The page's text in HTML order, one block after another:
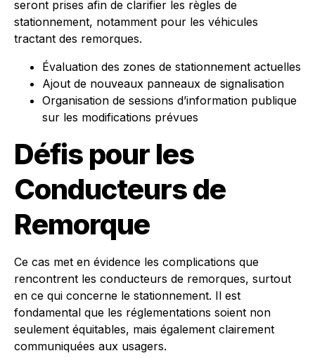
seront prises afin de clarifier les règles de
stationnement, notamment pour les véhicules
tractant des remorques.
Évaluation des zones de stationnement actuelles
Ajout de nouveaux panneaux de signalisation
Organisation de sessions d’information publique
sur les modifications prévues
Défis pour les
Conducteurs de
Remorque
Ce cas met en évidence les complications que
rencontrent les conducteurs de remorques, surtout
en ce qui concerne le stationnement. Il est
fondamental que les réglementations soient non
seulement équitables, mais également clairement
communiquées aux usagers.